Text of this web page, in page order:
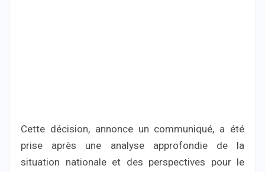
Cette décision, annonce un communiqué, a été
prise après une analyse approfondie de la
situation nationale et des perspectives pour le